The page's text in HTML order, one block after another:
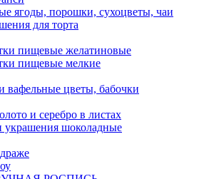
ягоды, порошки, сухоцветы, чаи
для торта
пищевые желатиновые
пищевые мелкие
вафельные цветы, бабочки
и серебро в листах
шоколадные